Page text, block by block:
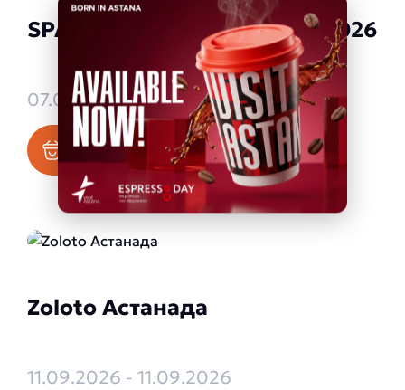
SPACE DAYS KAZAKHSTAN 2026
07.09.2026 - 09.09.2026
Билет сатып алу
Zoloto Астанада
11.09.2026 - 11.09.2026